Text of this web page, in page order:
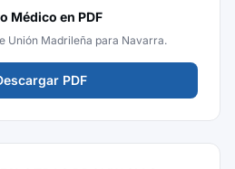
Médico en PDF
Unión Madrileña para Navarra.
PDF